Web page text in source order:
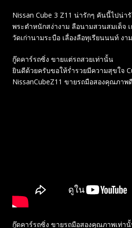
Nissan Cube 3 Z11 น่ารักๆ คันนี้ไปน่า
พระตำหนักสง่างาม ลือนามสวนสมเด็จ เ
วัดเก่านามระบือ เลื่องลือทุเรียนนนท์ ง
กู๊ดคาร์รถซิ่ง ขายแต่รถสวยเท่านั้น
ยินดีด้วยครับขอให้ร่ำรวยมีความสุขใจ
NissanCubeZ11 ขายรถมือสองคุณภาพ
กู๊ดคาร์รถซิ่ง ขายรถมือสองคุณภาพเท่า